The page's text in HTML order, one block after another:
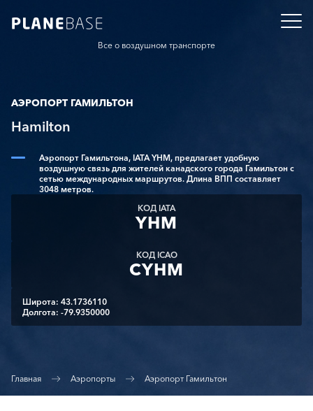
Все о воздушном транспорте
АЭРОПОРТ ГАМИЛЬТОН
Hamilton
Аэропорт Гамильтона, IATA YHM, предлагает удобную
воздушную связь для жителей канадского города Гамильтон с
сетью международных маршрутов. Длина ВПП составляет
3048 метров.
КОД IATA
YHM
КОД ICAO
CYHM
Широта: 43.1736110
Долгота: -79.9350000
Главная Аэропорты Аэропорт Гамильтон